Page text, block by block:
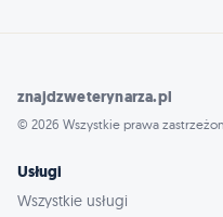
znajdzweterynarza.pl
© 2026 Wszystkie prawa
Usługi
Wszystkie usługi